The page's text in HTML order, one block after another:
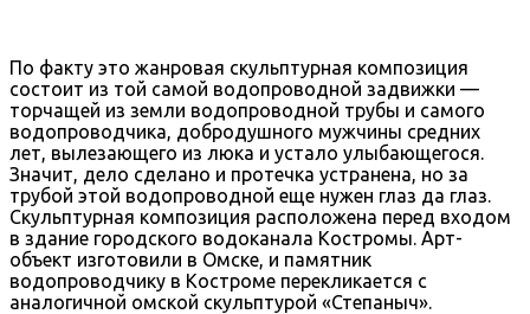
По факту это жанровая скульптурная композиция
состоит из той самой водопроводной задвижки —
торчащей из земли водопроводной трубы и самого
водопроводчика, добродушного мужчины средних
лет, вылезающего из люка и устало улыбающегося.
Значит, дело сделано и протечка устранена, но за
трубой этой водопроводной еще нужен глаз да глаз.
Скульптурная композиция расположена перед входом
в здание городского водоканала Костромы. Арт-
объект изготовили в Омске, и памятник
водопроводчику в Костроме перекликается с
аналогичной омской скульптурой «Степаныч».